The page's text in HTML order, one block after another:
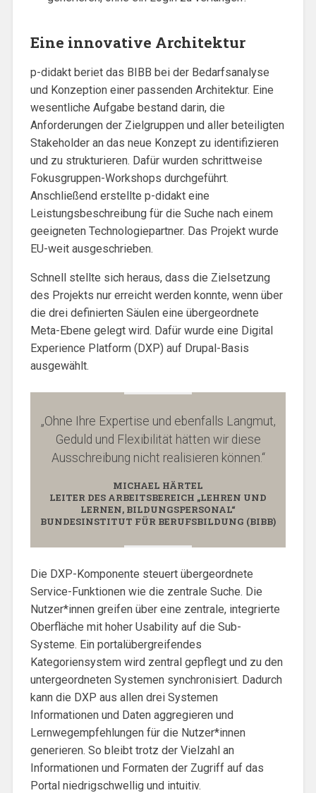
Eine innovative Architektur
p-didakt beriet das BIBB bei der Bedarfsanalyse
und Konzeption einer passenden Architektur. Eine
wesentliche Aufgabe bestand darin, die
Anforderungen der Zielgruppen und aller beteiligten
Stakeholder an das neue Konzept zu identifizieren
und zu strukturieren. Dafür wurden schrittweise
Fokusgruppen-Workshops durchgeführt.
Anschließend erstellte p-didakt eine
Leistungsbeschreibung für die Suche nach einem
geeigneten Technologiepartner. Das Projekt wurde
EU-weit ausgeschrieben.
Schnell stellte sich heraus, dass die Zielsetzung
des Projekts nur erreicht werden konnte, wenn über
die drei definierten Säulen eine übergeordnete
Meta-Ebene gelegt wird. Dafür wurde eine Digital
Experience Platform (DXP) auf Drupal-Basis
ausgewählt.
„Ohne Ihre Expertise und ebenfalls Langmut,
Geduld und Flexibilität hätten wir diese
Ausschreibung nicht realisieren können.“
MICHAEL HÄRTEL
LEITER DES ARBEITSBEREICH „LEHREN UND
LERNEN, BILDUNGSPERSONAL“
BUNDESINSTITUT FÜR BERUFSBILDUNG (BIBB)
Die DXP-Komponente steuert übergeordnete
Service-Funktionen wie die zentrale Suche. Die
Nutzer*innen greifen über eine zentrale, integrierte
Oberfläche mit hoher Usability auf die Sub-
Systeme. Ein portalübergreifendes
Kategoriensystem wird zentral gepflegt und zu den
untergeordneten Systemen synchronisiert. Dadurch
kann die DXP aus allen drei Systemen
Informationen und Daten aggregieren und
Lernwegempfehlungen für die Nutzer*innen
generieren. So bleibt trotz der Vielzahl an
Informationen und Formaten der Zugriff auf das
Portal niedrigschwellig und intuitiv.